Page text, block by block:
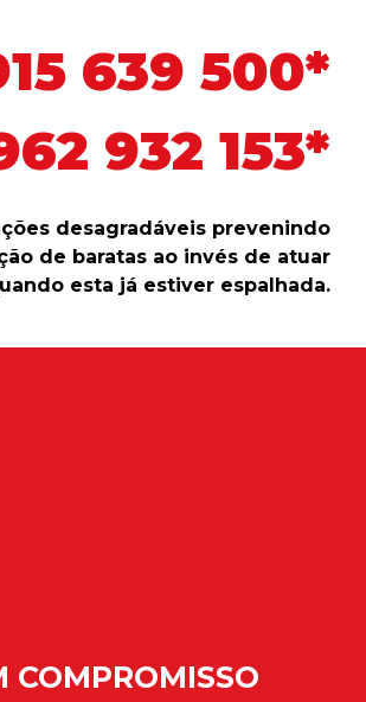
639 500*
932 153*
desagradáveis prevenindo
de baratas ao invés de atuar
esta já estiver espalhada.
COMPROMISSO